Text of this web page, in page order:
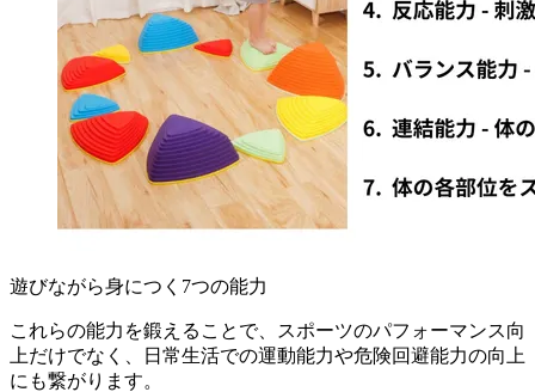
遊びながら身につく7つの能力
これらの能力を鍛えることで、スポーツのパフォーマンス向
上だけでなく、日常生活での運動能力や危険回避能力の向上
にも繋がります。